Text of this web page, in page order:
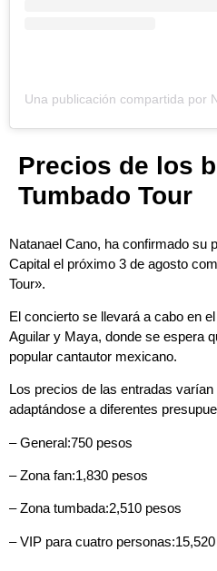
Precios de los
Tumbado Tour
Natanael Cano, ha confirmado su
Capital el próximo 3 de agosto
Tour».
El concierto se llevará a cabo en
Aguilar y Maya, donde se espera
popular cantautor mexicano.
Los precios de las entradas
adaptándose a diferentes
– General:750 pesos
– Zona fan:1,830 pesos
– Zona tumbada:2,510 pesos
– VIP para cuatro